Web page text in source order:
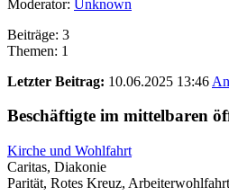
Moderator: Unknown
Beiträge: 3
Themen: 1
Letzter Beitrag: 10.06.2025 13:46
Beschäftigte im mittelbaren
Kirche und Wohlfahrt
Caritas, Diakonie
Parität, Rotes Kreuz, Arbeiterwohlfahrt